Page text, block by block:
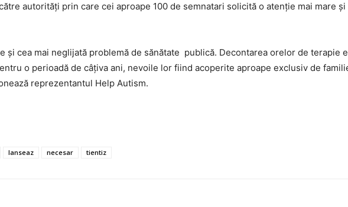
autorități prin care cei aproape 100 de semnatari solicită o atenție mai mare
și cea mai neglijată problemă de sănătate publică. Decontarea orelor de terapie
o perioadă de câțiva ani, nevoile lor fiind acoperite aproape exclusiv de
reprezentantul Help Autism.
lanseaz necesar tientiz